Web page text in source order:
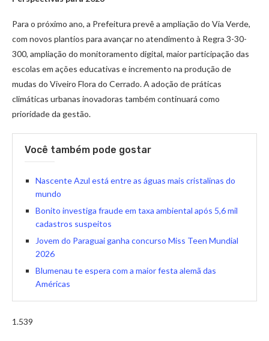
Para o próximo ano, a Prefeitura prevê a ampliação do Via Verde,
com novos plantios para avançar no atendimento à Regra 3-30-
300, ampliação do monitoramento digital, maior participação das
escolas em ações educativas e incremento na produção de
mudas do Viveiro Flora do Cerrado. A adoção de práticas
climáticas urbanas inovadoras também continuará como
prioridade da gestão.
Você também pode gostar
Nascente Azul está entre as águas mais cristalinas do
mundo
Bonito investiga fraude em taxa ambiental após 5,6 mil
cadastros suspeitos
Jovem do Paraguai ganha concurso Miss Teen Mundial
2026
Blumenau te espera com a maior festa alemã das
Américas
1.539